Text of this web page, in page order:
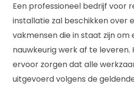
Een professioneel bedrijf voor
installatie zal beschikken over
vakmensen die in staat zijn om
nauwkeurig werk af te leveren.
ervoor zorgen dat alle
uitgevoerd volgens de